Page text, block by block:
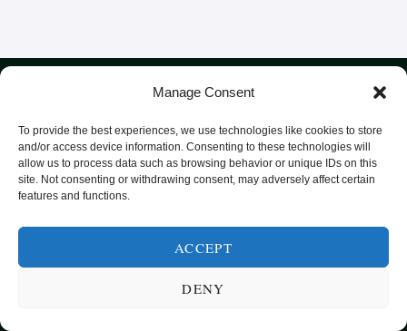
Manage Consent
To provide the best experiences, we use technologies like cookies to store
and/or access device information. Consenting to these technologies will
allow us to process data such as browsing behavior or unique IDs on this
site. Not consenting or withdrawing consent, may adversely affect certain
features and functions.
ACCEPT
DENY
SUNN MAT FRA HELE VERDEN
POPULÆRE OPPSKRIFTER